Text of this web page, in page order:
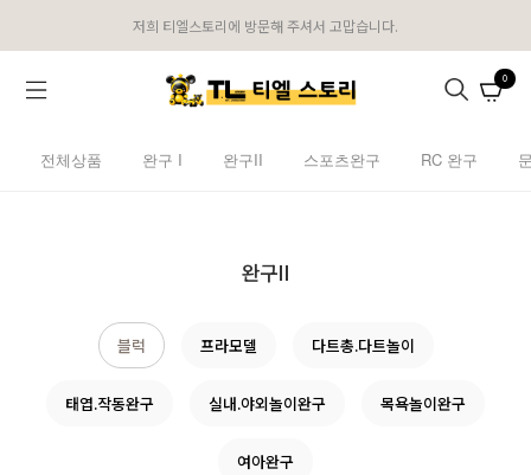
저희 티엘스토리에 방문해 주셔서 고맙습니다.
0
전체상품 완구 I 완구II 스포츠완구 RC 완구
완구II
블럭 프라모델 다트총.다트놀이
태엽.작동완구 실내.야외놀이완구 목욕놀이완구
여아완구